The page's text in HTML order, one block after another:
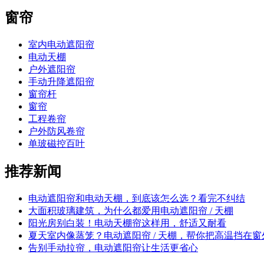
窗帘
室内电动遮阳帘
电动天棚
户外遮阳帘
手动升降遮阳帘
窗帘杆
窗帘
工程卷帘
户外防风卷帘
单玻磁控百叶
推荐新闻
电动遮阳帘和电动天棚，到底该怎么选？看完不纠结
大面积玻璃建筑，为什么都爱用电动遮阳帘 / 天棚
阳光房别白装！电动天棚帘这样用，舒适又耐看
夏天室内像蒸笼？电动遮阳帘 / 天棚，帮你把高温挡在窗
告别手动拉帘，电动遮阳帘让生活更省心